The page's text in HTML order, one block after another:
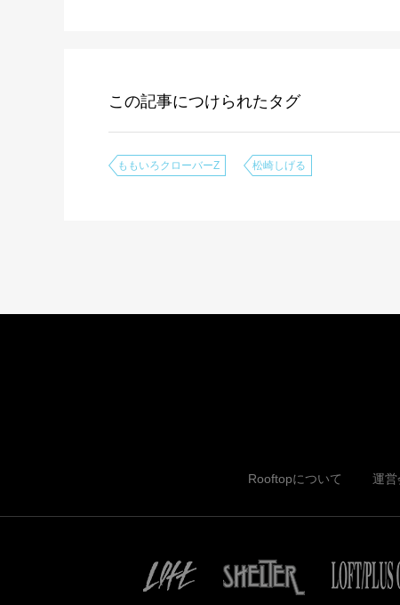
この記事につけられたタグ
ももいろクローバーZ 松崎しげる
Rooftopについて 運営